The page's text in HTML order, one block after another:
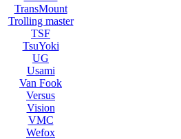
TransMount
Trolling master
TSF
TsuYoki
UG
Usami
Van Fook
Versus
Vision
VMC
Wefox